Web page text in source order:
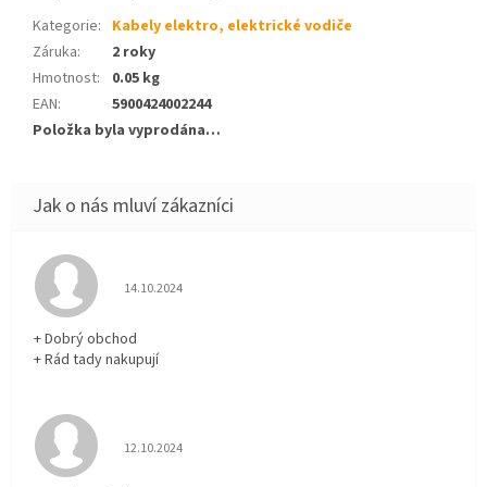
Kategorie: Kabely elektro, elektrické vodiče
Záruka:
2 roky
Hmotnost:
0.05 kg
EAN:
5900424002244
Položka byla vyprodána…
Hodnocení obchodu je 5 z 5 hvězdiček.
14.10.2024
+ Dobrý obchod
+ Rád tady nakupují
Hodnocení obchodu je 5 z 5 hvězdiček.
12.10.2024